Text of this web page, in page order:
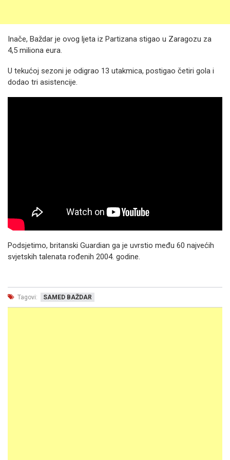
Inače, Baždar je ovog ljeta iz Partizana stigao u Zaragozu za
4,5 miliona eura.
U tekućoj sezoni je odigrao 13 utakmica, postigao četiri gola i
dodao tri asistencije.
Podsjetimo, britanski Guardian ga je uvrstio među 60 najvećih
svjetskih talenata rođenih 2004. godine.
Tagovi: SAMED BAŽDAR